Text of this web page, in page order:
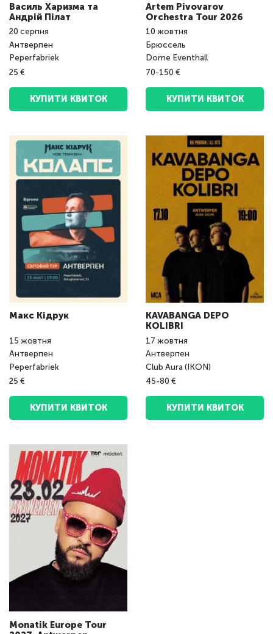
Василь Харизма та
Андрій Пілат
20 серпня
Антверпен
Peperfabriek
25 €
КУПИТИ КВИТОК
Artem Pivovarov
Orchestra Tour 2026
10 жовтня
Брюссель
Dome Eventhall
70-150 €
КУПИТИ КВИТОК
Макс Кідрук
15 жовтня
Антверпен
Peperfabriek
25 €
КУПИТИ КВИТОК
KAVABANGA DEPO
KOLIBRI
17 жовтня
Антверпен
Club Aura (IKON)
45-80 €
КУПИТИ КВИТОК
Monatik Europe Tour